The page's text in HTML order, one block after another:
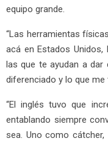
equipo grande.
“Las herramientas
acá en Estados
las que te ayudan a dar
diferenciado y lo que me
“El inglés tuvo que
entablando siempre
sea. Uno como